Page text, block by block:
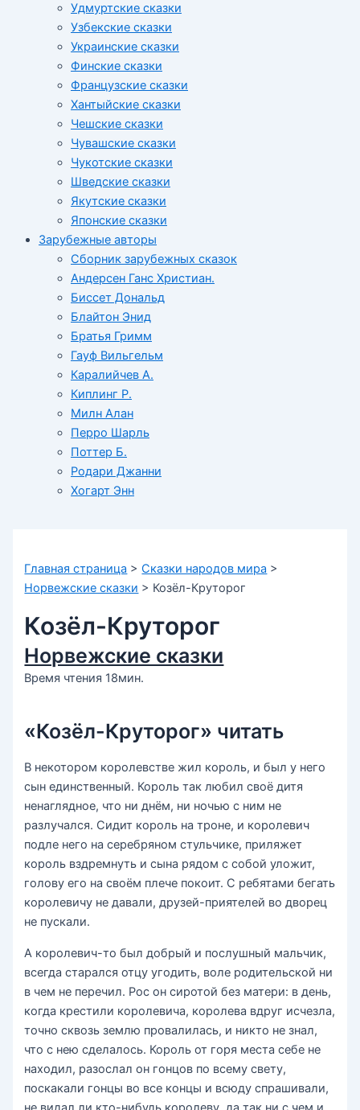
Удмуртские сказки
Узбекские сказки
Украинские сказки
Финские сказки
Французские сказки
Хантыйские сказки
Чешские сказки
Чувашские сказки
Чукотские сказки
Шведские сказки
Якутские сказки
Японские сказки
Зарубежные авторы
Сборник зарубежных сказок
Андерсен Ганс Христиан.
Биссет Дональд
Блайтон Энид
Братья Гримм
Гауф Вильгельм
Каралийчев А.
Киплинг Р.
Милн Алан
Перро Шарль
Поттер Б.
Родари Джанни
Хогарт Энн
Главная страница >Сказки народов мира >
Норвежские сказки > Козёл-Круторог
Козёл-Круторог
Норвежские сказки
Время чтения 18мин.
«Козёл-Круторог» читать
В некотором королевстве жил король, и был у него
сын единственный. Король так любил своё дитя
ненаглядное, что ни днём, ни ночью с ним не
разлучался. Сидит король на троне, и королевич
подле него на серебряном стульчике, приляжет
король вздремнуть и сына рядом с собой уложит,
голову его на своём плече покоит. С ребятами бегать
королевичу не давали, друзей-приятелей во дворец
не пускали.
А королевич-то был добрый и послушный мальчик,
всегда старался отцу угодить, воле родительской ни
в чем не перечил. Рос он сиротой без матери: в день,
когда крестили королевича, королева вдруг исчезла,
точно сквозь землю провалилась, и никто не знал,
что с нею сделалось. Король от горя места себе не
находил, разослал он гонцов по всему свету,
поскакали гонцы во все концы и всюду спрашивали,